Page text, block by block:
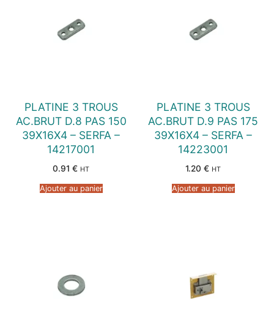
PLATINE 3 TROUS
AC.BRUT D.8 PAS 150
39X16X4 – SERFA –
14217001
0.91 € HT
Ajouter au panier
PLATINE 3 TROUS
AC.BRUT D.9 PAS 175
39X16X4 – SERFA –
14223001
1.20 € HT
Ajouter au panier